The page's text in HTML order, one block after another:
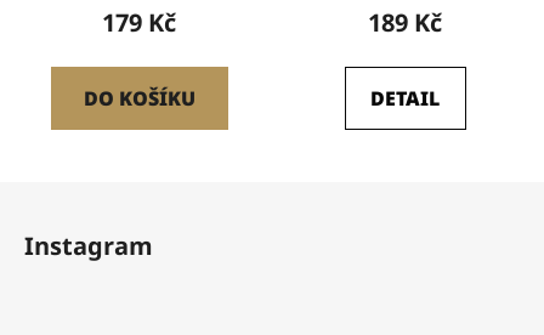
179 Kč
DO KOŠÍKU
189 Kč
DETAIL
Instagram